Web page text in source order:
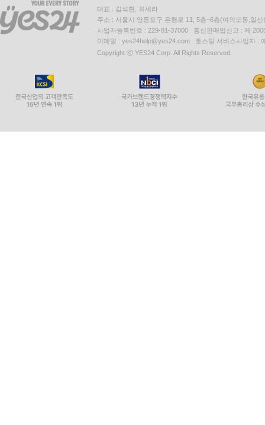
대표 : 김석환, 최세라
주소 : 서울시 영등포구 은행로 11, 5층~6층(여의도동,일신
사업자등록번호 : 229-81-37000 통신판매업신고 : 제
이메일 : yes24help@yes24.com 호스팅 서비스사업자 :
Copyright ⓒ YES24 Corp. All Rights Reserved.